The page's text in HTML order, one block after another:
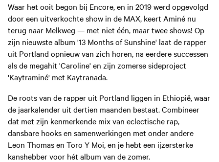
Waar het ooit begon bij Encore, en in 2019 werd opgevolgd
door een uitverkochte show in de MAX, keert Aminé nu
terug naar Melkweg — met niet één, maar twee shows! Op
zijn nieuwste album '13 Months of Sunshine' laat de rapper
uit Portland opnieuw van zich horen, na eerdere successen
als de megahit 'Caroline' en zijn zomerse sideproject
'Kaytraminé' met Kaytranada.
De roots van de rapper uit Portland liggen in Ethiopië, waar
de jaarkalender uit dertien maanden bestaat. Combineer
dat met zijn kenmerkende mix van eclectische rap,
dansbare hooks en samenwerkingen met onder andere
Leon Thomas en Toro Y Moi, en je hebt een ijzersterke
kanshebber voor hét album van de zomer.